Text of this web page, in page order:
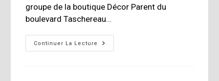
groupe de la boutique Décor Parent du
boulevard Taschereau…
Continuer La Lecture
MCM
Acoustique…